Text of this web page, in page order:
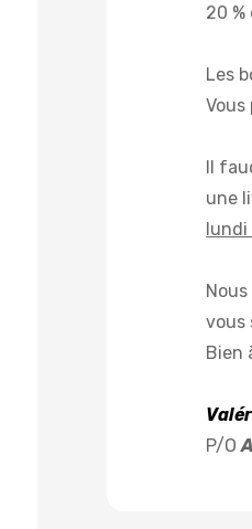
20 %
Les
Il
une
lundi
vous
Bien
P/O